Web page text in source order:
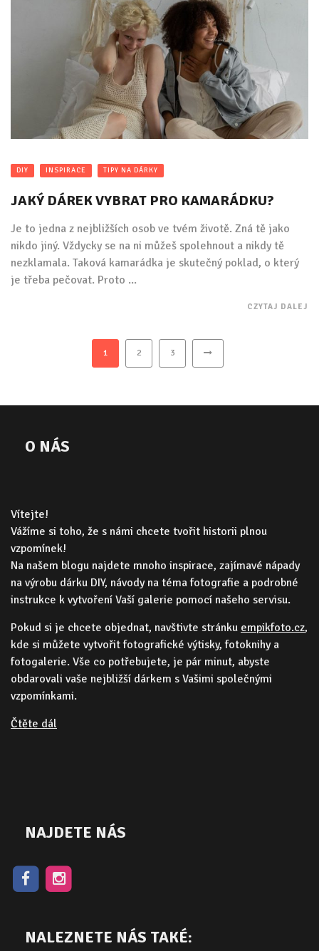
DIY INSPIRACE TIPY NA DÁRKY
JAKÝ DÁREK VYBRAT PRO KAMARÁDKU?
Je to jedna z nejbližších osob ve tvém životě. Zná tě jako
nikdo jiný. Vždycky se na ni můžeš spolehnout a nikdy tě
nezklamala. Taková kamarádka je skutečný poklad, o který
je třeba pečovat. Proto ...
CZYTAJ DALEJ
1 2 3
O NÁS
Vítejte!
Vážíme si toho, že s námi chcete tvořit historii plnou
vzpomínek!
Na našem blogu najdete mnoho inspirace, zajímavé nápady
na výrobu dárku DIY, návody na téma fotografie a podrobné
instrukce k vytvoření Vaší galerie pomocí našeho servisu.
Pokud si je chcete objednat, navštivte stránku empikfoto.cz,
kde si můžete vytvořit fotografické výtisky, fotoknihy a
fotogalerie. Vše co potřebujete, je pár minut, abyste
obdarovali vaše nejbližší dárkem s Vašimi společnými
vzpomínkami.
Čtěte dál
NAJDETE NÁS
NALEZNETE NÁS TAKÉ: